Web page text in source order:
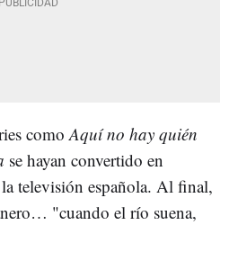
como Aquí no hay quién
se hayan convertido en
televisión española. Al final,
"cuando el río suena,